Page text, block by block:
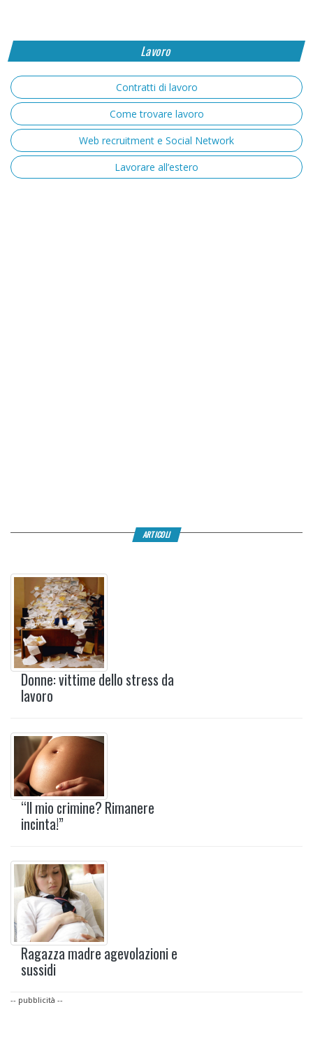
Lavoro
Contratti di lavoro
Come trovare lavoro
Web recruitment e Social Network
Lavorare all’estero
ARTICOLI
Donne: vittime dello stress da
lavoro
“Il mio crimine? Rimanere
incinta!”
Ragazza madre agevolazioni e
sussidi
-- pubblicità --